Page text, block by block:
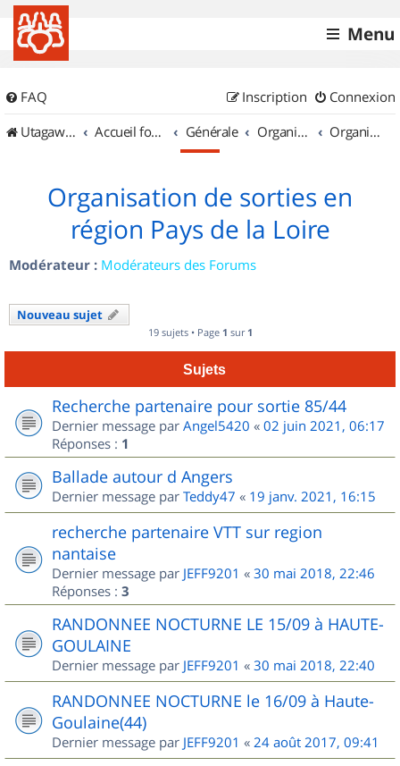
Menu
FAQ Connexion
Inscription
UtagawaVTT (Randos VTT et VTTAE avec traces GPS)
Accueil forum Générale Organisation de sorties & Recherche de partenaires Organisation de sorties en région Pays de la Loire
Organisation de sorties en
région Pays de la Loire
Modérateur : Modérateurs des Forums
Nouveau sujet
19 sujets • Page 1 sur 1
Sujets
Recherche partenaire pour sortie 85/44
Dernier message par Angel5420 « 02 juin 2021, 06:17
Réponses : 1
Ballade autour d Angers
Dernier message par Teddy47 « 19 janv. 2021, 16:15
recherche partenaire VTT sur region
nantaise
Dernier message par JEFF9201 « 30 mai 2018, 22:46
Réponses : 3
RANDONNEE NOCTURNE LE 15/09 à HAUTE-
GOULAINE
Dernier message par JEFF9201 « 30 mai 2018, 22:40
RANDONNEE NOCTURNE le 16/09 à Haute-
Goulaine(44)
Dernier message par JEFF9201 « 24 août 2017, 09:41